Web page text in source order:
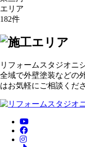
エリア
182件
リフォームスタジオニ
全域で外壁塗装などの
はお気軽にご相談くだ